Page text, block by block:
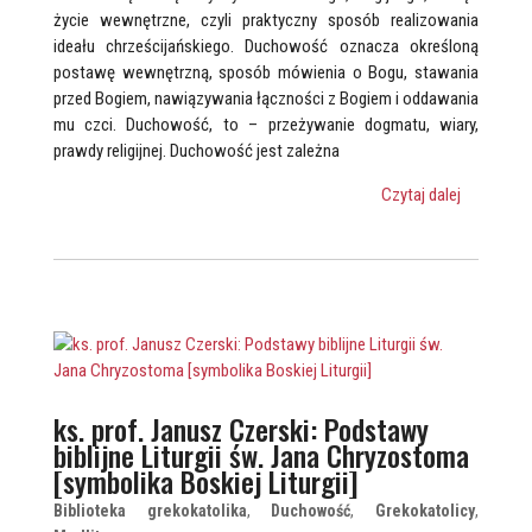
życie wewnętrzne, czyli praktyczny sposób realizowania
ideału chrześcijańskiego. Duchowość oznacza określoną
postawę wewnętrzną, sposób mówienia o Bogu, stawania
przed Bogiem, nawiązywania łączności z Bogiem i oddawania
mu czci. Duchowość, to – przeżywanie dogmatu, wiary,
prawdy religijnej. Duchowość jest zależna
Czytaj dalej
ks. prof. Janusz Czerski: Podstawy
biblijne Liturgii św. Jana Chryzostoma
[symbolika Boskiej Liturgii]
Biblioteka grekokatolika, Duchowość, Grekokatolicy,